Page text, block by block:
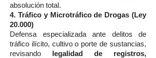
absolución total.
4. Tráfico y Microtráfico de Drogas (Ley
20.000)
Defensa especializada ante delitos de
tráfico ilícito, cultivo o porte de sustancias,
revisando
legalidad de registros,